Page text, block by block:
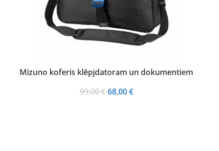
Mizuno koferis klēpjdatoram un dokumentiem
99,00€ Original
68,00€Current